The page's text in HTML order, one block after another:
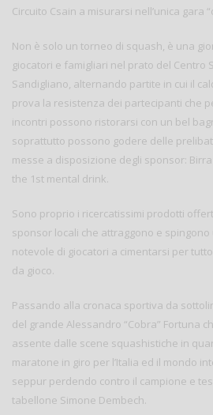
Circuito Csain a misurarsi nell’unica gara
Non è solo un torneo di squash, è una
giocatori e famigliari nel prato del Centro
Sandigliano, alternando partite in cui il
prova la resistenza dei partecipanti che
incontri possono ristorarsi con un bel
soprattutto possono godere delle
messe a disposizione degli sponsor:
the 1st mental drink.
Sono proprio i ricercatissimi prodotti
sponsor locali che attraggono e
notevole di giocatori a cimentarsi per
da gioco.
Passando alla cronaca sportiva da
del grande Alessandro “Cobra” Fortuna
assente dalle scene squashistiche in
maratone in giro per l’Italia ed il mondo
seppur perdendo contro il campione e
tabellone Simone Dembech.